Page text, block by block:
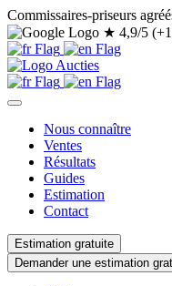
Commissaires-priseurs
★ 4,9/5
Nous connaître
Ventes
Résultats
Guides
Estimation
Contact
Estimation gratuite
Demander une estimation